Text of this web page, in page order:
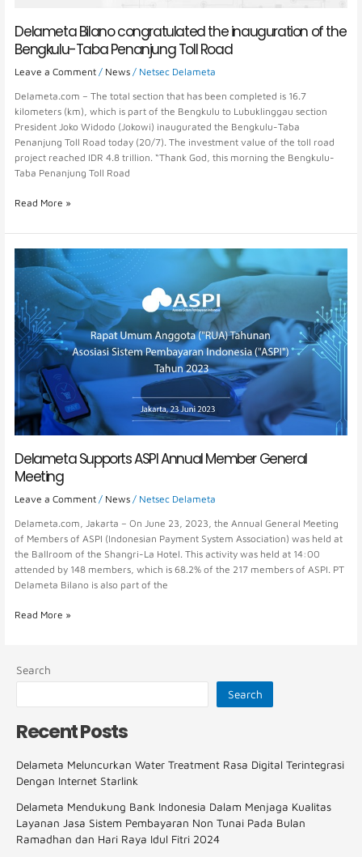
Delameta Bilano congratulated the inauguration of the
Bengkulu-Taba Penanjung Toll Road
Leave a Comment / News / Netsec Delameta
Delameta.com – The total section that has been completed is 16.7
kilometers (km), which is part of the Bengkulu to Lubuklinggau section
President Joko Widodo (Jokowi) inaugurated the Bengkulu-Taba
Penanjung Toll Road today (20/7). The investment value of the toll road
project reached IDR 4.8 trillion. “Thank God, this morning the Bengkulu-
Taba Penanjung Toll Road
Read More »
Delameta Supports ASPI Annual Member General
Meeting
Leave a Comment / News / Netsec Delameta
Delameta.com, Jakarta – On June 23, 2023, the Annual General Meeting
of Members of ASPI (Indonesian Payment System Association) was held at
the Ballroom of the Shangri-La Hotel. This activity was held at 14:00
attended by 148 members, which is 68.2% of the 217 members of ASPI. PT
Delameta Bilano is also part of the
Delameta
Supports
Annual
Member
General
Meeting
Read More »
Search
Search
Recent Posts
Delameta Meluncurkan Water Treatment Rasa Digital Terintegrasi
Dengan Internet Starlink
Delameta Mendukung Bank Indonesia Dalam Menjaga Kualitas
Layanan Jasa Sistem Pembayaran Non Tunai Pada Bulan
Ramadhan dan Hari Raya Idul Fitri 2024